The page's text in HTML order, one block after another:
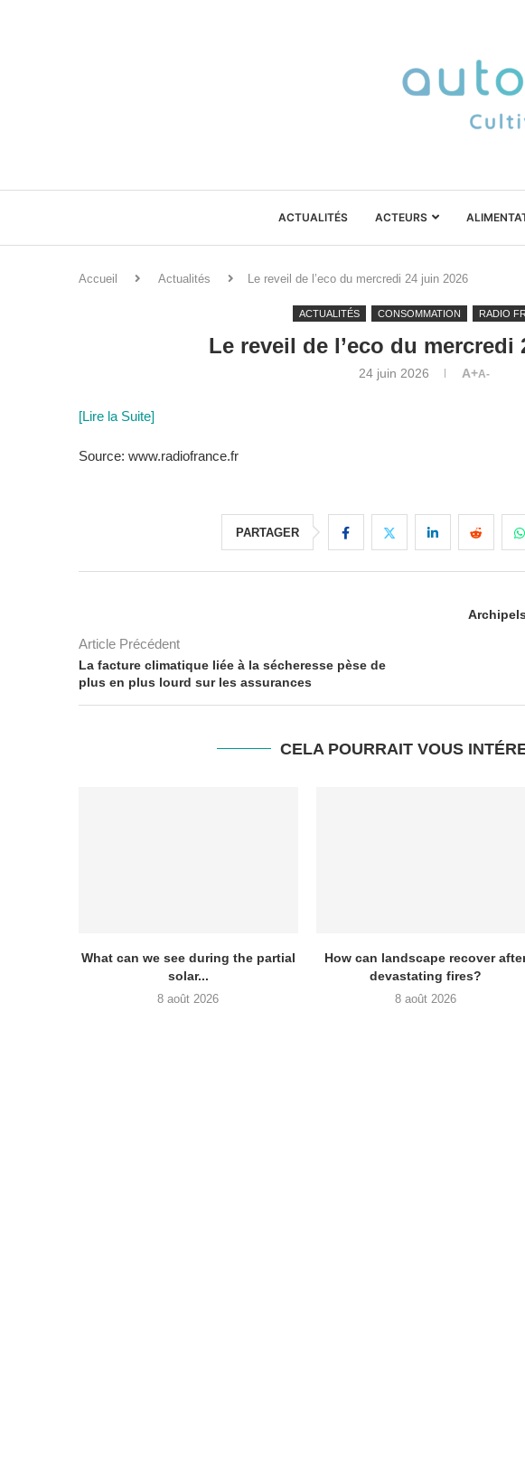
ACTUALITÉS ACTEURS
Accueil Actualités Le reveil de l’eco du mercredi 24 juin 2026
ACTUALITÉS CONSOMMATION RADIO
Le reveil de l’eco du mercredi
24 juin 2026 A+A-
[Lire la Suite]
Source: www.radiofrance.fr
PARTAGER
Article Précédent
La facture climatique liée à la sécheresse pèse de
plus en plus lourd sur les assurances
CELA POURRAIT VOUS
What can we see during the partial
solar...
8 août 2026
How can landscape recover
devastating fires?
8 août 2026